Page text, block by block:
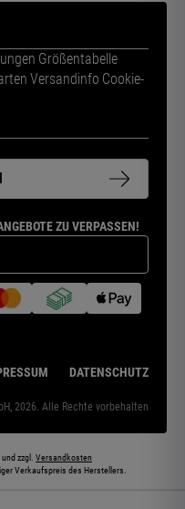
Größentabelle
Versandinfo Cookie-
ZU VERPASSEN!
DATENSCHUTZ
2026. Alle Rechte vorbehalten
zzgl. Versandkosten
Verkaufspreis des Herstellers.
teilweise KI-generiert sein. Die